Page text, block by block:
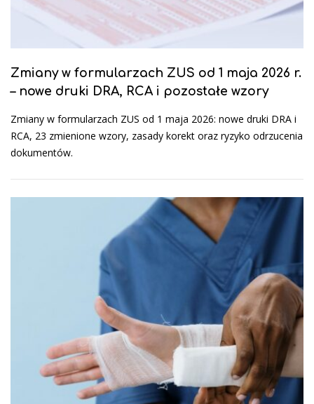
Zmiany w formularzach ZUS od 1 maja 2026 r.
– nowe druki DRA, RCA i pozostałe wzory
Zmiany w formularzach ZUS od 1 maja 2026: nowe druki DRA i
RCA, 23 zmienione wzory, zasady korekt oraz ryzyko odrzucenia
dokumentów.